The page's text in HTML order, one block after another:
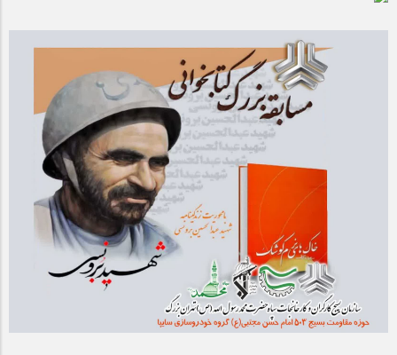
مراسم گرامیداشت سالروز آزادسازی خرمشهر در نمازخانه فاطمیه
مگاموتور
تیم شهدای مگاموتور در بزرگترین مسابقات گل کوچک جهان شرکت